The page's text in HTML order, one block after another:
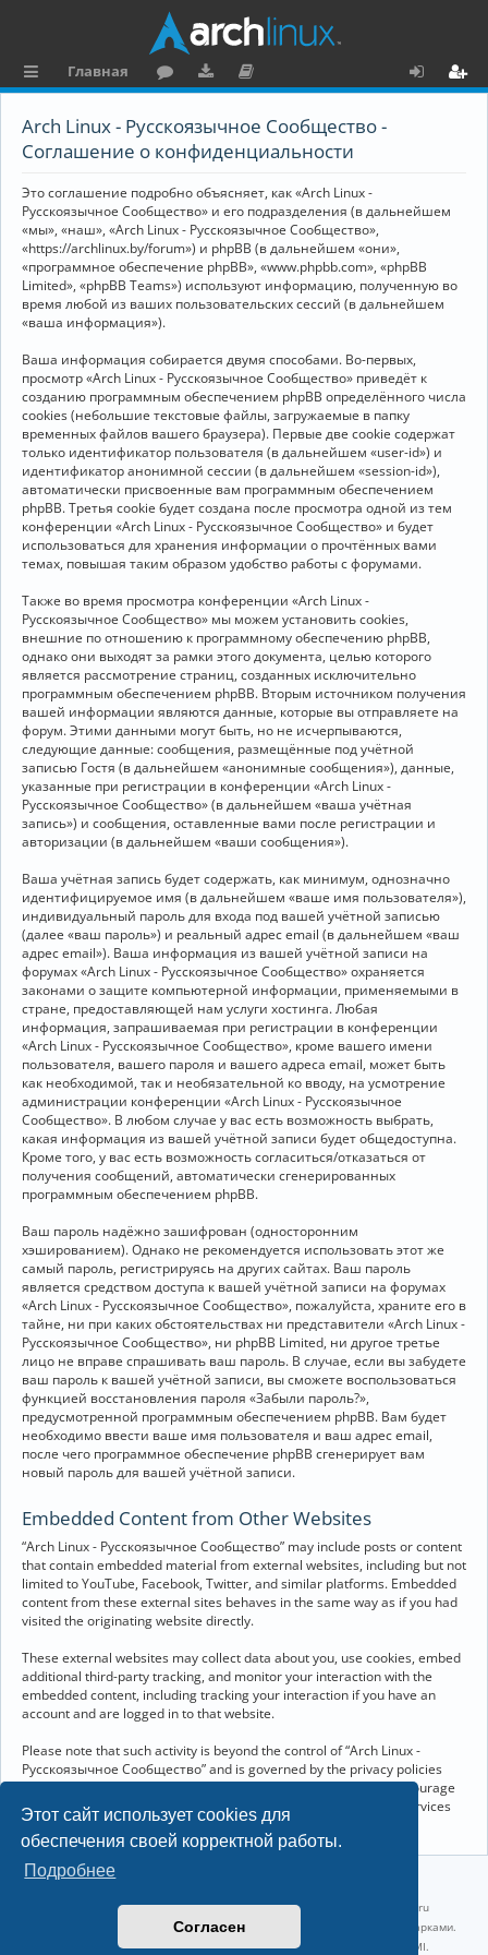
Этот сайт использует cookies для
обеспечения своей корректной работы.
Подробнее
Согласен
ы
к
и
Главная
ру
ру
и
ку
е
н
та
ц
я
Arch Linux - Русскоязычное Сообщество -
Соглашение о конфиденциальности
Это соглашение подробно объясняет, как «Arch Linux -
Русскоязычное Сообщество» и его подразделения (в дальнейшем
«мы», «наш», «Arch Linux - Русскоязычное Сообщество»,
«https://archlinux.by/forum») и phpBB (в дальнейшем «они»,
«программное обеспечение phpBB», «www.phpbb.com», «phpBB
Limited», «phpBB Teams») используют информацию, полученную во
время любой из ваших пользовательских сессий (в дальнейшем
«ваша информация»).
Ваша информация собирается двумя способами. Во-первых,
просмотр «Arch Linux - Русскоязычное Сообщество» приведёт к
созданию программным обеспечением phpBB определённого числа
cookies (небольшие текстовые файлы, загружаемые в папку
временных файлов вашего браузера). Первые две cookie содержат
только идентификатор пользователя (в дальнейшем «user-id») и
идентификатор анонимной сессии (в дальнейшем «session-id»),
автоматически присвоенные вам программным обеспечением
phpBB. Третья cookie будет создана после просмотра одной из тем
конференции «Arch Linux - Русскоязычное Сообщество» и будет
использоваться для хранения информации о прочтённых вами
темах, повышая таким образом удобство работы с форумами.
Также во время просмотра конференции «Arch Linux -
Русскоязычное Сообщество» мы можем установить cookies,
внешние по отношению к программному обеспечению phpBB,
однако они выходят за рамки этого документа, целью которого
является рассмотрение страниц, созданных исключительно
программным обеспечением phpBB. Вторым источником получения
вашей информации являются данные, которые вы отправляете на
форум. Этими данными могут быть, но не исчерпываются,
следующие данные: сообщения, размещённые под учётной
записью Гостя (в дальнейшем «анонимные сообщения»), данные,
указанные при регистрации в конференции «Arch Linux -
Русскоязычное Сообщество» (в дальнейшем «ваша учётная
запись») и сообщения, оставленные вами после регистрации и
авторизации (в дальнейшем «ваши сообщения»).
Ваша учётная запись будет содержать, как минимум, однозначно
идентифицируемое имя (в дальнейшем «ваше имя пользователя»),
индивидуальный пароль для входа под вашей учётной записью
(далее «ваш пароль») и реальный адрес email (в дальнейшем «ваш
адрес email»). Ваша информация из вашей учётной записи на
форумах «Arch Linux - Русскоязычное Сообщество» охраняется
законами о защите компьютерной информации, применяемыми в
стране, предоставляющей нам услуги хостинга. Любая
информация, запрашиваемая при регистрации в конференции
«Arch Linux - Русскоязычное Сообщество», кроме вашего имени
пользователя, вашего пароля и вашего адреса email, может быть
как необходимой, так и необязательной ко вводу, на усмотрение
администрации конференции «Arch Linux - Русскоязычное
Сообщество». В любом случае у вас есть возможность выбрать,
какая информация из вашей учётной записи будет общедоступна.
Кроме того, у вас есть возможность согласиться/отказаться от
получения сообщений, автоматически сгенерированных
программным обеспечением phpBB.
Ваш пароль надёжно зашифрован (односторонним
хэшированием). Однако не рекомендуется использовать этот же
самый пароль, регистрируясь на других сайтах. Ваш пароль
является средством доступа к вашей учётной записи на форумах
«Arch Linux - Русскоязычное Сообщество», пожалуйста, храните его в
тайне, ни при каких обстоятельствах ни представители «Arch Linux -
Русскоязычное Сообщество», ни phpBB Limited, ни другое третье
лицо не вправе спрашивать ваш пароль. В случае, если вы забудете
ваш пароль к вашей учётной записи, вы сможете воспользоваться
функцией восстановления пароля «Забыли пароль?»,
предусмотренной программным обеспечением phpBB. Вам будет
необходимо ввести ваше имя пользователя и ваш адрес email,
после чего программное обеспечение phpBB сгенерирует вам
новый пароль для вашей учётной записи.
Embedded Content from Other Websites
“Arch Linux - Русскоязычное Сообщество” may include posts or content
that contain embedded material from external websites, including but not
limited to YouTube, Facebook, Twitter, and similar platforms. Embedded
content from these external sites behaves in the same way as if you had
visited the originating website directly.
These external websites may collect data about you, use cookies, embed
additional third-party tracking, and monitor your interaction with the
embedded content, including tracking your interaction if you have an
account and are logged in to that website.
Please note that such activity is beyond the control of “Arch Linux -
Русскоязычное Сообщество” and is governed by the privacy policies
and terms of service of the respective external websites. We encourage
you to review the privacy and cookie policies of any third-party services
you interact with through embedded content.
Linux 6.18.40-1-lts x86_64 GNU/Linux 2026-07-26 08:48:12 |
vps reg.ru
Название и логотип Arch Linux ™ являются признанными торговыми марками.
Linux ® — зарегистрированная торговая марка Linus Torvalds и LMI.